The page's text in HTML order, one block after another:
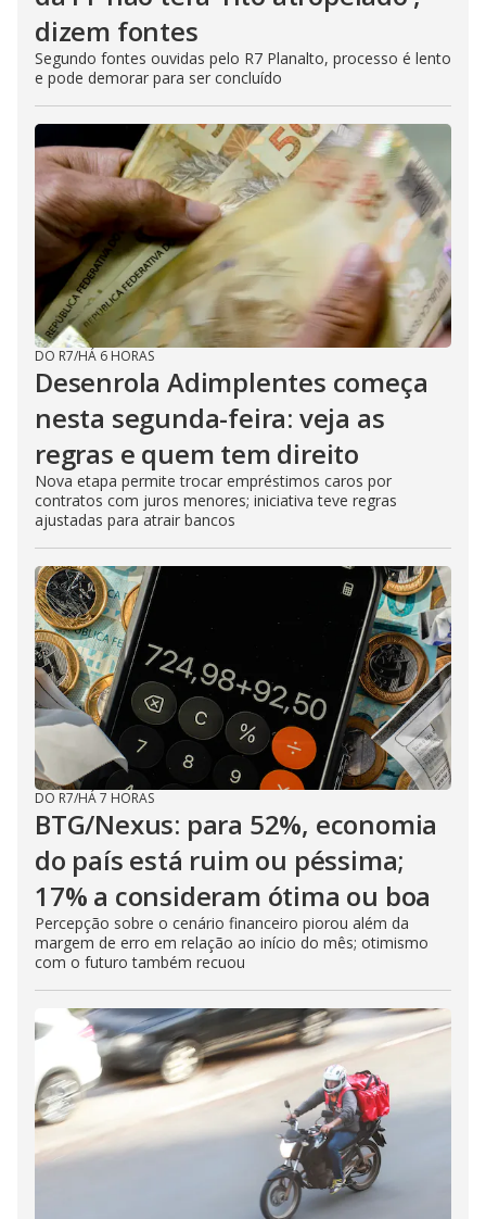
dizem fontes
Segundo fontes ouvidas pelo R7 Planalto, processo é lento
e pode demorar para ser concluído
DO R7/HÁ 6 HORAS
Desenrola Adimplentes começa
nesta segunda-feira: veja as
regras e quem tem direito
Nova etapa permite trocar empréstimos caros por
contratos com juros menores; iniciativa teve regras
ajustadas para atrair bancos
DO R7/HÁ 7 HORAS
BTG/Nexus: para 52%, economia
do país está ruim ou péssima;
17% a consideram ótima ou boa
Percepção sobre o cenário financeiro piorou além da
margem de erro em relação ao início do mês; otimismo
com o futuro também recuou